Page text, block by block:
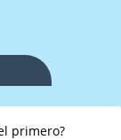
primero?